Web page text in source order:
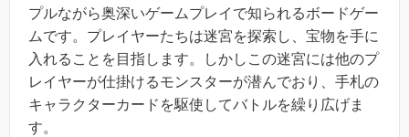
プルながら奥深いゲームプレイで知られるボードゲー
ムです。プレイヤーたちは迷宮を探索し、宝物を手に
入れることを目指します。しかしこの迷宮には他のプ
レイヤーが仕掛けるモンスターが潜んでおり、手札の
キャラクターカードを駆使してバトルを繰り広げま
す。